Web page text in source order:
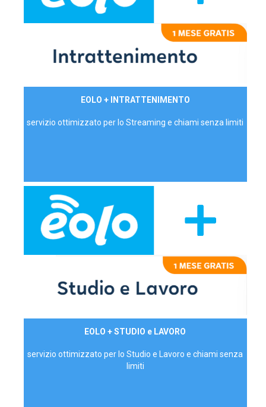
EOLO + INTRATTENIMENTO
servizio ottimizzato per lo Streaming e chiami senza limiti
EOLO + STUDIO e LAVORO
servizio ottimizzato per lo Studio e Lavoro e chiami senza
limiti